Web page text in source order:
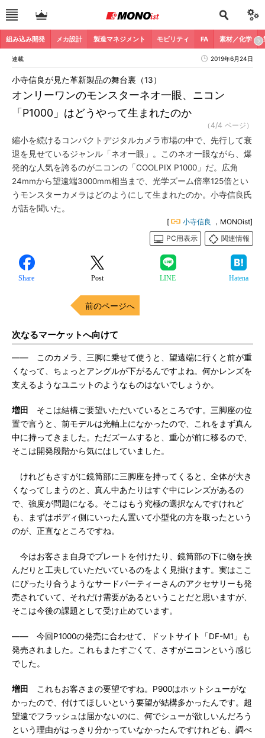
組み込み開発 メカ設計 製造マネジメント モビリティ FA 素材／化学
連載 2019年6月24日
オンリーワンのモンスターネオ一眼、ニコン
「P1000」はどうやって生まれたのか
小寺信良が見た革新製品の舞台裏（13）
（4/4 ページ）
縮小を続けるコンパクトデジタルカメラ市場の中で、先行して衰
退を見せているジャンル「ネオ一眼」。このネオ一眼ながら、爆
発的な人気を誇るのがニコンの「COOLPIX P1000」だ。広角
24mmから望遠端3000mm相当まで、光学ズーム倍率125倍とい
うモンスターカメラはどのようにして生まれたのか。小寺信良氏
が話を聞いた。
[ 小寺信良
，MONOist]
PC用表示
関連情報
Share Post LINE Hatena
前のページへ
次なるマーケットへ向けて
―― このカメラ、三脚に乗せて使うと、望遠端に行くと前が重
くなって、ちょっとアングルが下がるんですよね。何かレンズを
支えるようなユニットのようなものはないでしょうか。
増田
そこは結構ご要望いただいているところです。三脚座の位
置で言うと、前モデルは光軸上になかったので、これをまず真ん
中に持ってきました。ただズームすると、重心が前に移るので、
そこは開発段階から気にはしていました。
けれどもさすがに鏡筒部に三脚座を持ってくると、全体が大き
くなってしまうのと、真ん中あたりはすぐ中にレンズがあるの
で、強度が問題になる。そこはもう究極の選択なんですけれど
も、まずはボディ側にいったん置いて小型化の方を取ったという
のが、正直なところですね。
今はお客さま自身でプレートを付けたり、鏡筒部の下に物を挟
んだりと工夫していただいているのをよく見掛けます。実はここ
にぴったり合うようなサードパーティーさんのアクセサリーも発
売されていて、それだけ需要があるということだと思いますが、
そこは今後の課題として受け止めています。
―― 今回P1000の発売に合わせて、ドットサイト「DF-M1」も
発売されました。これもまたすごくて、さすがニコンという感じ
でした。
増田
これもお客さまの要望ですね。P900はホットシューがな
かったので、付けてほしいという要望が結構多かったんです。超
望遠でフラッシュは届かないのに、何でシューが欲しいんだろう
という理由がはっきり分かっていなかったんですけれども、調べ